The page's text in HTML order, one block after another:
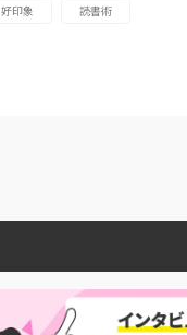
好印象 読書術